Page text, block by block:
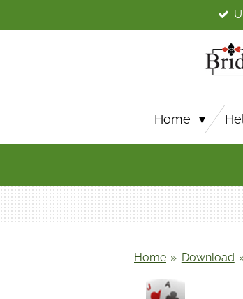
direct
Home
Home » Download